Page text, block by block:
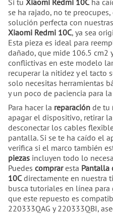
Si tu Xiaomi Redmi 10Cha
se ha rajado, no te
solución perfecta con nuestras
Xiaomi Redmi 10C, ya sea
Esta pieza es ideal para
dañado, que mide 106.5 cm2
conflictivas en este modelo
recuperar la nitidez y el tacto
solo necesitas herramientas
y un poco de paciencia para la
Para hacer la reparación de tu
apagar el dispositivo, retirar
desconectar los cables
pantalla. Si se te ha caído el
verifica si el marco también
piezas incluyen todo lo
Puedes compraresta Pantalla
10Cdirectamente en nuestra
busca tutoriales en línea para
que este repuesto es
220333QAG y 220333QBI,